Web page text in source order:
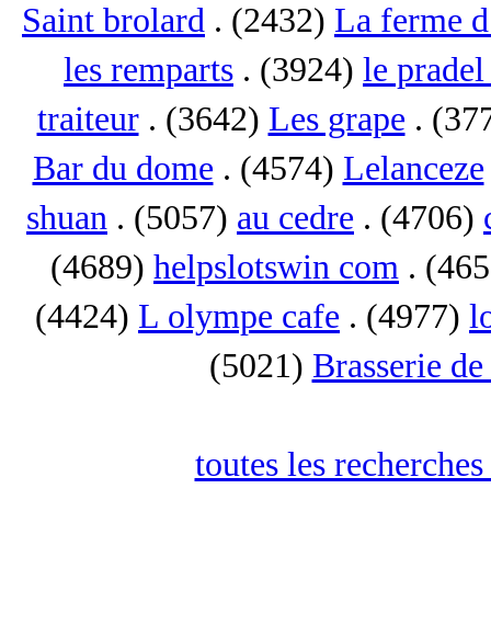
Saint brolard . (2432) La ferme
les remparts . (3924) le
traiteur. (3642) Les grape .
Bar du dome . (4574) Lelanceze
shuan . (5057) au cedre . (4706)
(4689) helpslotswin com .
(4424) L olympe cafe . (4977)
(5021) Brasserie
toutes les